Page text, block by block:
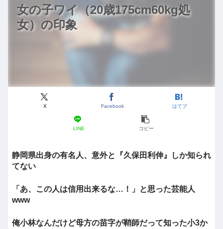
女の子ワイ（20歳175cm60kg処
女）の印象
X Facebook はてブ
LINE コピー
静岡県出身の有名人、意外と『久保田利伸』しか知られ
てない
「あ、この人は信用出来るな…！」と思った芸能人
www
俺小林なんだけど母方の苗字が鞘師だって知った小3か